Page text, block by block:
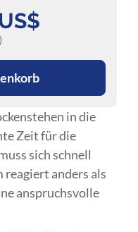
in die
Zeit für die
sich schnell
reagiert anders als
anspruchsvolle
US$